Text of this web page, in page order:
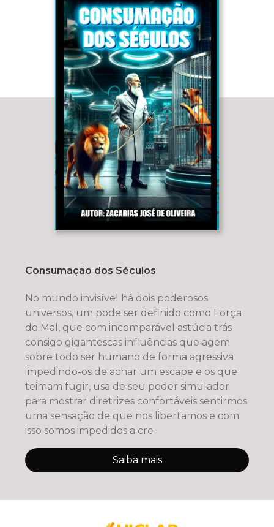
Consumação dos Séculos
No mundo invisível há dois poderosos
universos, um pode ser definido como Força
do Mal, que com incomparável astúcia trás
consigo gigantescas influências que agem
sobre todo ser humano de forma agressiva
impedindo-os de achar um escape e os que
teimam fugir, usa de seu poder simulador
para mostrar diretrizes confortáveis sentirmos
uma sensação de que nos libertamos e com
isso somos impedidos a cre
Saiba mais